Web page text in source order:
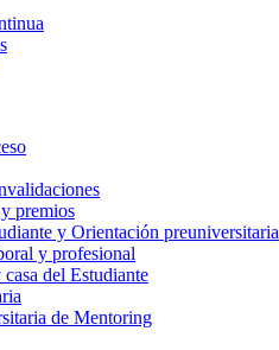
premios
y Orientación preuniversitaria
y profesional
del Estudiante
de Mentoring